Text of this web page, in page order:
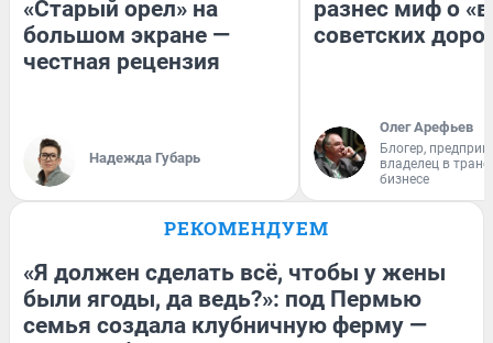
«Старый орел» на
большом экране —
честная рецензия
Надежда Губарь
разнес миф о
советских
Олег Арефьев
Блогер,
владелец в
бизнесе
РЕКОМЕНДУЕМ
«Я должен сделать всё, чтобы у жены
были ягоды, да ведь?»: под Пермью
семья создала клубничную ферму —